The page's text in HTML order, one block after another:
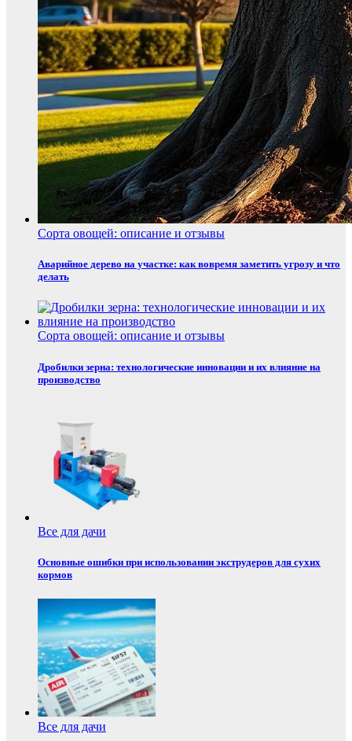
Сорта овощей: описание и отзывы
Аварийное дерево на участке: как вовремя заметить угрозу и что
делать
Сорта овощей: описание и отзывы
Дробилки зерна: технологические инновации и их влияние на
производство
Все для дачи
Основные ошибки при использовании экструдеров для сухих
кормов
Все для дачи